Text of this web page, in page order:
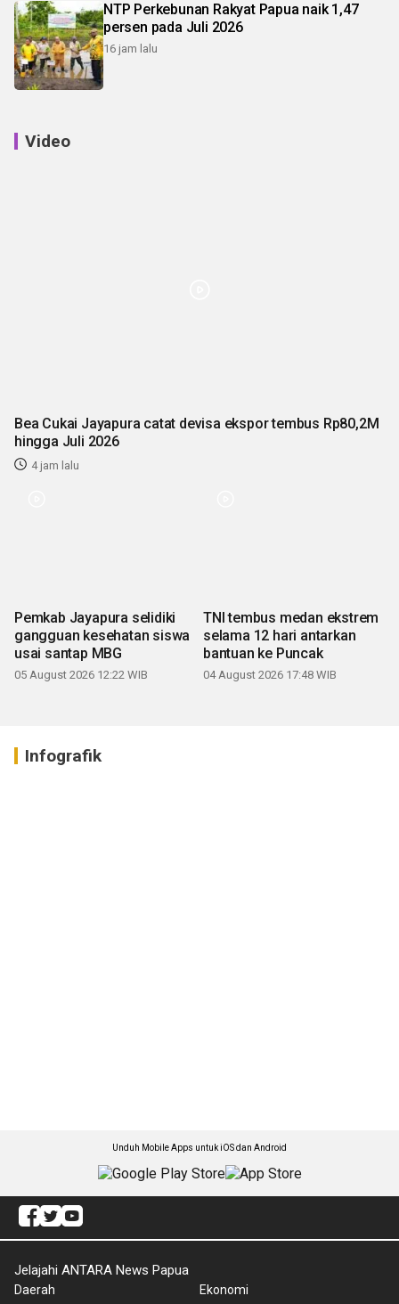
NTP Perkebunan Rakyat Papua naik 1,47
persen pada Juli 2026
16 jam lalu
Video
Bea Cukai Jayapura catat devisa ekspor tembus Rp80,2M
hingga Juli 2026
4 jam lalu
Pemkab Jayapura selidiki
gangguan kesehatan siswa
usai santap MBG
05 August 2026 12:22 WIB
TNI tembus medan ekstrem
selama 12 hari antarkan
bantuan ke Puncak
04 August 2026 17:48 WIB
Infografik
Unduh Mobile Apps untuk iOS dan Android
Jelajahi ANTARA News Papua
Daerah Ekonomi